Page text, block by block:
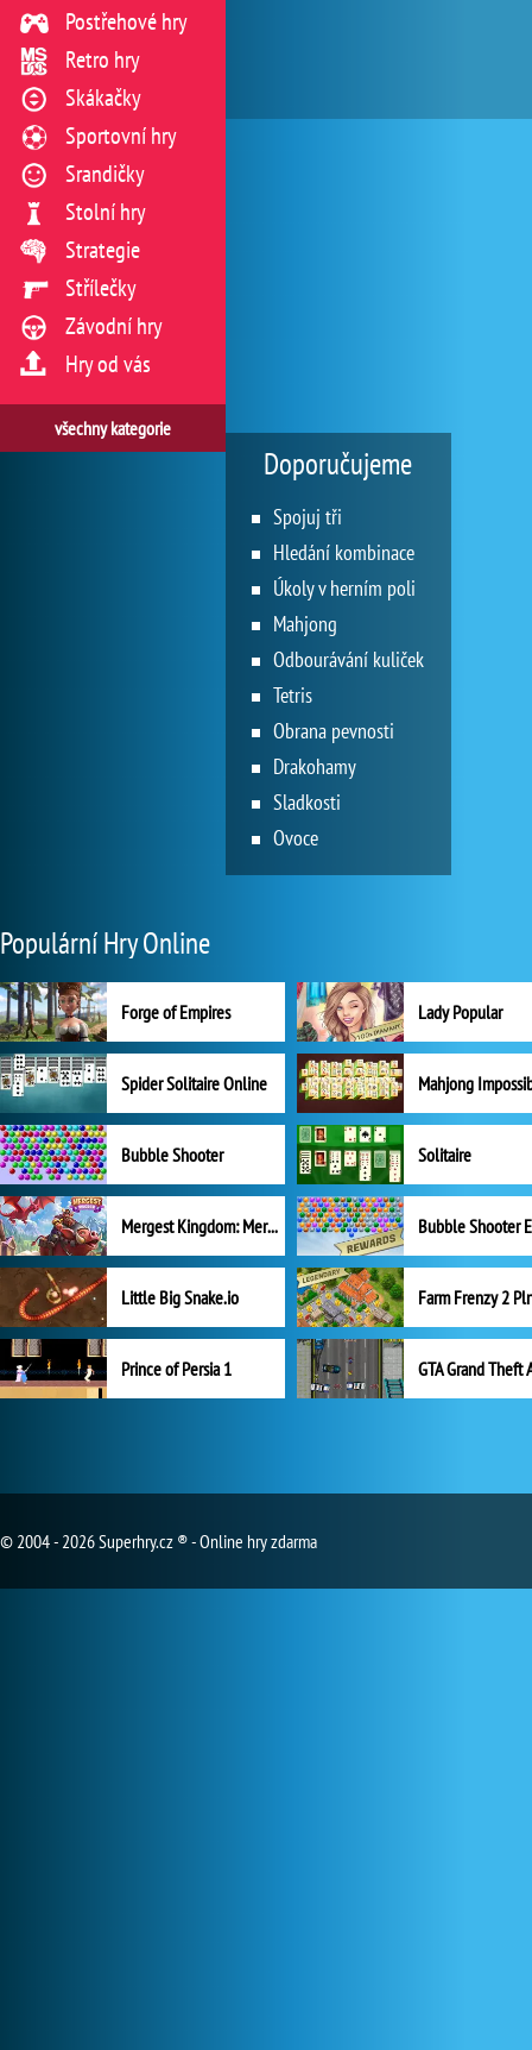
Postřehové hry
Retro hry
Skákačky
Sportovní hry
Srandičky
Stolní hry
Strategie
Střílečky
Závodní hry
Hry od vás
všechny kategorie
Doporučujeme
Spojuj tři
Hledání kombinace
Úkoly v herním poli
Mahjong
Odbourávání kuliček
Tetris
Obrana pevnosti
Drakohamy
Sladkosti
Ovoce
Populární Hry Online
Forge of Empires Lady Popular
Spider Solitaire Online Mahjong
Bubble Shooter Solitaire
Mergest Kingdom: Merge Puzzle
Little Big Snake.io
Prince of Persia 1 GTA Grand Theft
© 2004 - 2026 Superhry.cz ® - Online hry zdarma